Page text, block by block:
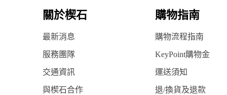
關於楔石 購物指南
最新消息 購物流程指南
服務團隊 KeyPoint購物金
交通資訊 運送須知
與楔石合作 退/換貨及退款